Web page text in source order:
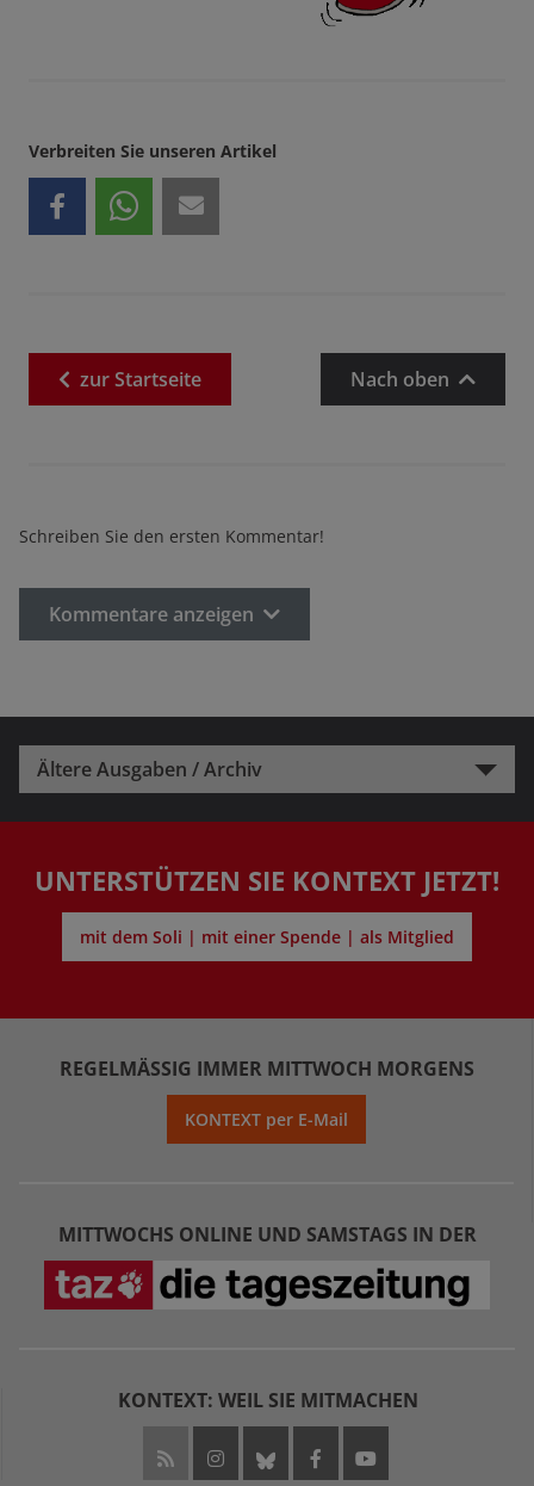
Verbreiten Sie unseren Artikel
zurStartseite Nach oben
Schreiben Sie den ersten Kommentar!
Kommentare anzeigen
Ältere Ausgaben / Archiv
UNTERSTÜTZEN SIE KONTEXT JETZT!
mit dem Soli | mit einer Spende | als Mitglied
REGELMÄSSIG IMMER MITTWOCH MORGENS
KONTEXT per E-Mail
MITTWOCHS ONLINE UND SAMSTAGS IN DER
KONTEXT: WEIL SIE MITMACHEN